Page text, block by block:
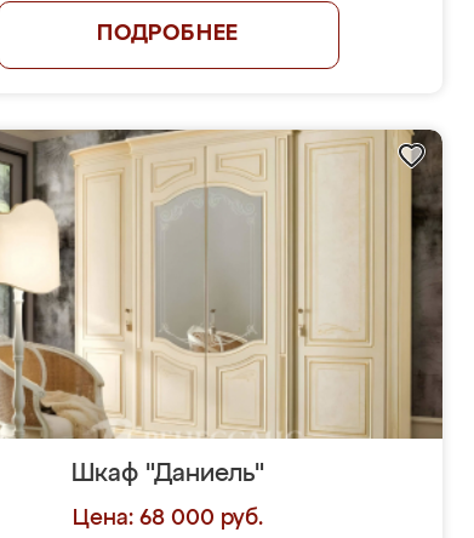
ПОДРОБНЕЕ
Шкаф "Даниель"
Цена: 68 000 руб.